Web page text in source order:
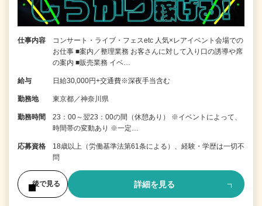
仕事内容
コンサート・ライブ・フェスetc 人気×レアイベント会場での
お仕事 ■案内／整理業務 お客さんに対して入り口の誘導や席
の案内 ■販売業務 イベ…
給与 日給30,000円+交通費※深夜手当含む
勤務地 東京都／神奈川県
勤務時間
23：00～翌23：00の間（休憩あり） ※イベントによって、
時間帯の変動あり ※一定…
応募資格
18歳以上（労働基準法第61条による）、経験・学歴は一切不
問
後で見る 詳細を見る